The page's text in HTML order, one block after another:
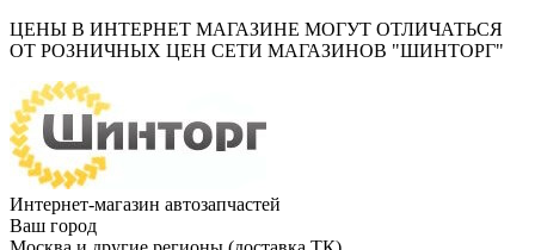
ЦЕНЫ В ИНТЕРНЕТ МАГАЗИНЕ МОГУТ ОТЛИЧАТЬСЯ
ОТ РОЗНИЧНЫХ ЦЕН СЕТИ МАГАЗИНОВ "ШИНТОРГ"
Интернет-магазин автозапчастей
Ваш город